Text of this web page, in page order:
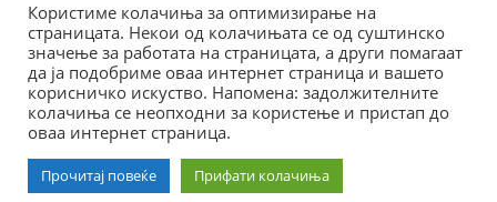
Copyright © 2018 - Member of IAB Macedonia
Member of Clip Media Group / 2017
Користиме колачиња за оптимизирање на
страницата. Некои од колачињата се од суштинско
значење за работата на страницата, а други помагаат
да ја подобриме оваа интернет страница и вашето
корисничко искуство. Напомена: задолжителните
колачиња се неопходни за користење и пристап до
оваа интернет страница.
Прочитај повеќе Прифати колачиња